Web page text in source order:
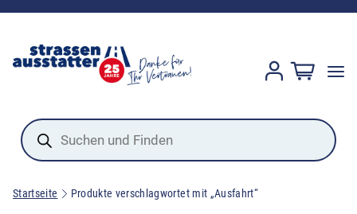
Products
search
Startseite Produkte verschlagwortet mit „Ausfahrt“